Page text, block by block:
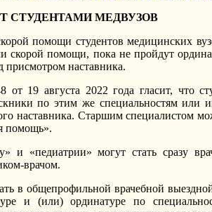
СТУДЕНТАМИ МЕДВУЗОВ
помощи студентов медицинских
скорой помощи, пока не пройдут
присмотром наставника.
от 19 августа 2022 года гласит, что
по этим же специальностям
наставника. Старшим специалистом
помощь».
и «педиатрии» могут стать сразу
врачом.
в общепрофильной врачебной
и (или) ординатуре по